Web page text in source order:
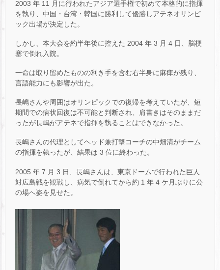
2003 年 11 月に行われたアジア選手権で初めて本格的に指揮
を執り、中国・台湾・韓国に勝利して優勝しアテネオリンピ
ック出場が決定した。
しかし、本大会を約半年後に控えた 2004 年 3 月 4 日、脳梗
塞で倒れ入院。
一命は取り留めたものの利き手を含む右半身に麻痺が残り、
言語能力にも影響が出た。
長嶋さんや周囲はオリンピックでの復帰を考えていたが、短
期間での病状回復は不可能と判断され、肩書きはそのままだ
ったが長嶋がアテネで指揮を執ることはできなかった。
長嶋さんの代理としてヘッド兼打撃コーチの中畑清がチーム
の指揮を執ったが、結果は 3 位に終わった。
2005 年 7 月 3 日、長嶋さんは、東京ドームで行われた巨人
対広島戦を観戦し、病気で倒れてから約 1 年 4 ケ月ぶりに公
の場へ姿を見せた。